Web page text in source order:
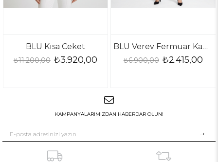
Kısa Ceket
₺3.920,00
BLU Verev Fermuar Kapanış Büzgülü Ceket
₺2.415,00
₺6.900,00
KAMPANYALARIMIZDAN HABERDAR OLUN!